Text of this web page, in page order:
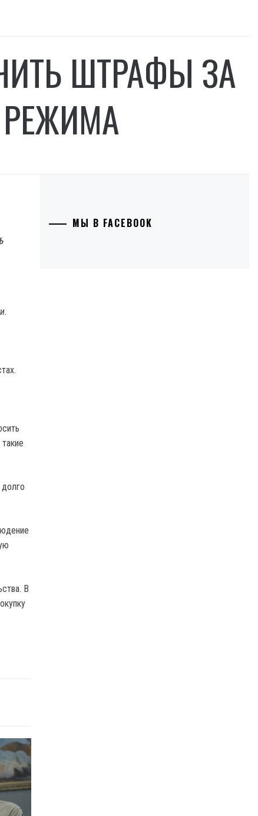
ШТРАФЫ ЗА
В
МЫ В FACEBOOK